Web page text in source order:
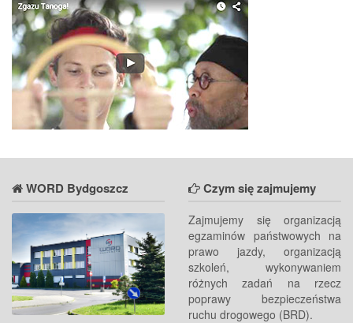
WORD Bydgoszcz Czym się zajmujemy
Zajmujemy się organizacją
egzaminów państwowych na
prawo jazdy, organizacją
szkoleń, wykonywaniem
różnych zadań na rzecz
poprawy bezpieczeństwa
ruchu drogowego (BRD).